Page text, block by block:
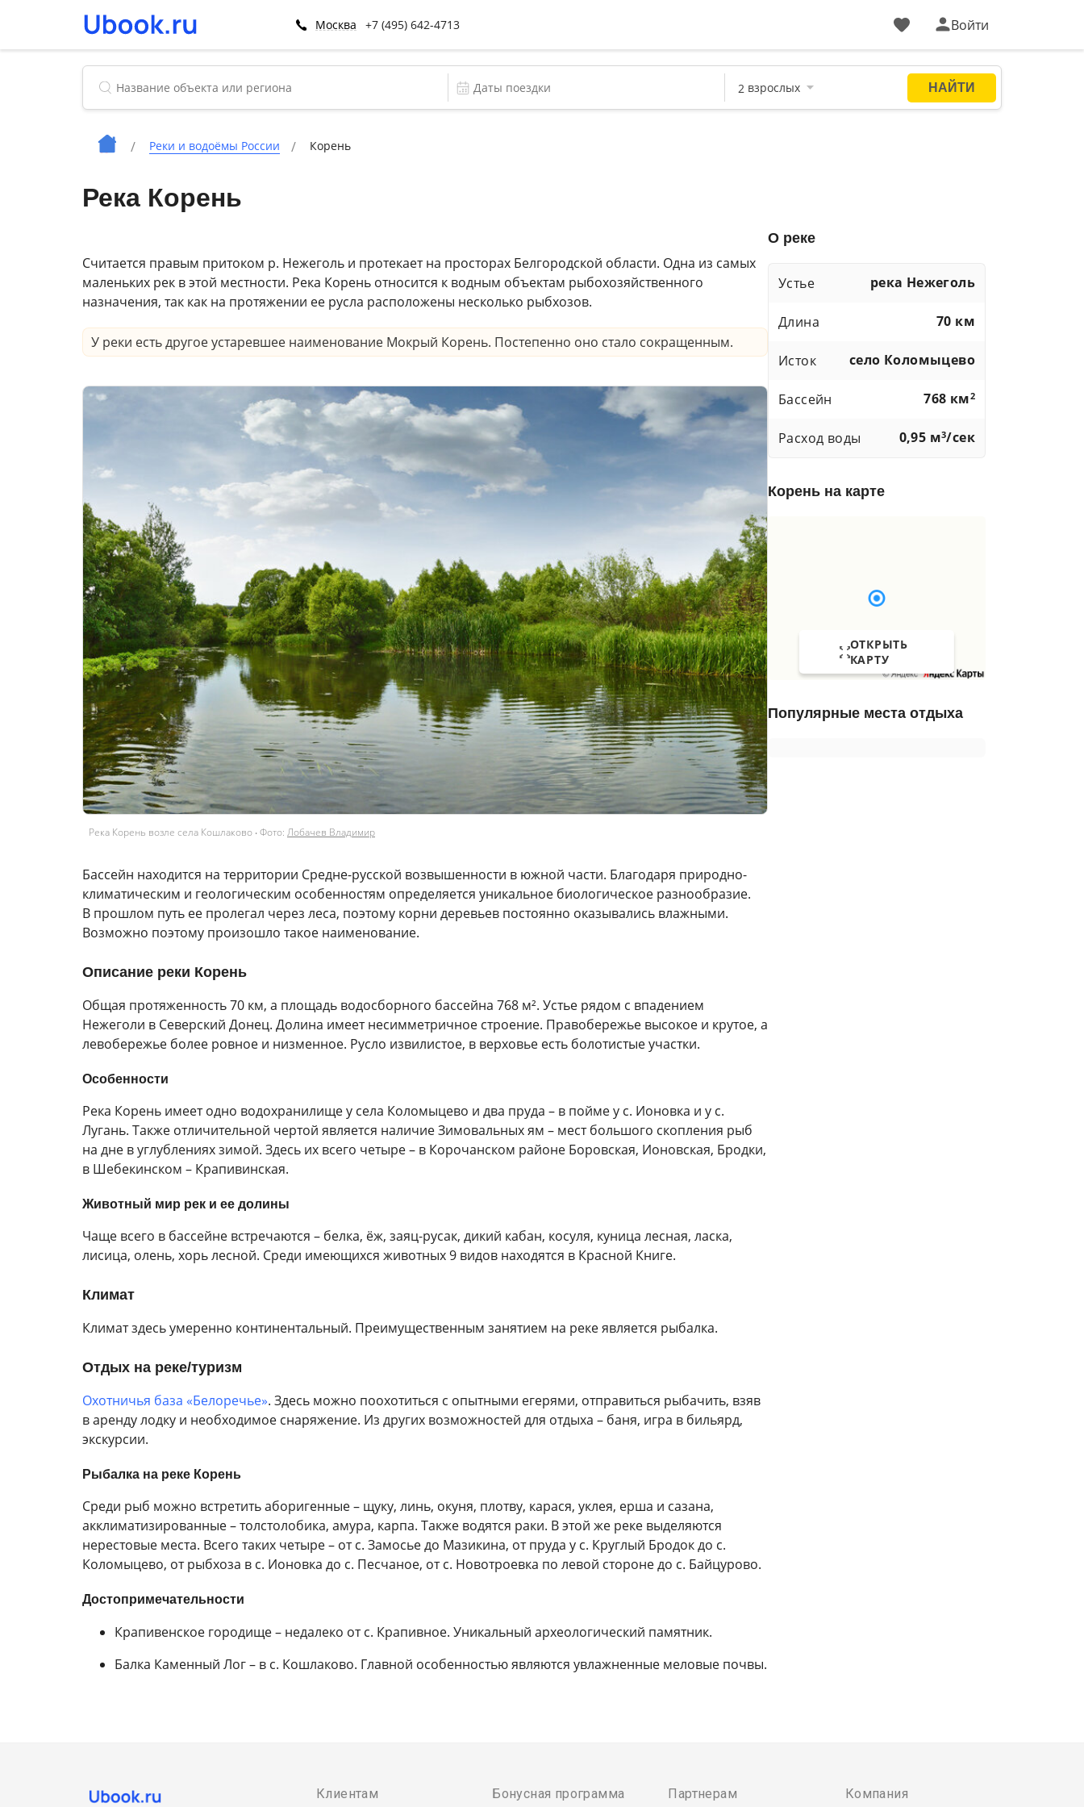
Москва +7 (495) 642-4713 Войти
Реки и водоёмы России Корень
Река Корень
Считается правым притоком р. Нежеголь и протекает на просторах Белгородской области. Одна из самых
маленьких рек в этой местности. Река Корень относится к водным объектам рыбохозяйственного
назначения, так как на протяжении ее русла расположены несколько рыбхозов.
У реки есть другое устаревшее наименование Мокрый Корень. Постепенно оно стало сокращенным.
Река Корень возле села Кошлаково ‧Фото: Лобачев Владимир
Бассейн находится на территории Средне-русской возвышенности в южной части. Благодаря природно-
климатическим и геологическим особенностям определяется уникальное биологическое разнообразие.
В прошлом путь ее пролегал через леса, поэтому корни деревьев постоянно оказывались влажными.
Возможно поэтому произошло такое наименование.
Описание реки Корень
Общая протяженность 70 км, а площадь водосборного бассейна 768 м². Устье рядом с впадением
Нежеголи в Северский Донец. Долина имеет несимметричное строение. Правобережье высокое и крутое, а
левобережье более ровное и низменное. Русло извилистое, в верховье есть болотистые участки.
Особенности
Река Корень имеет одно водохранилище у села Коломыцево и два пруда – в пойме у с. Ионовка и у с.
Лугань. Также отличительной чертой является наличие Зимовальных ям – мест большого скопления рыб
на дне в углублениях зимой. Здесь их всего четыре – в Корочанском районе Боровская, Ионовская, Бродки,
в Шебекинском – Крапивинская.
Животный мир рек и ее долины
Чаще всего в бассейне встречаются – белка, ёж, заяц-русак, дикий кабан, косуля, куница лесная, ласка,
лисица, олень, хорь лесной. Среди имеющихся животных 9 видов находятся в Красной Книге.
Климат
Климат здесь умеренно континентальный. Преимущественным занятием на реке является рыбалка.
Отдых на реке/туризм
Охотничья база «Белоречье». Здесь можно поохотиться с опытными егерями, отправиться рыбачить, взяв
в аренду лодку и необходимое снаряжение. Из других возможностей для отдыха – баня, игра в бильярд,
экскурсии.
Рыбалка на реке Корень
Среди рыб можно встретить аборигенные – щуку, линь, окуня, плотву, карася, уклея, ерша и сазана,
акклиматизированные – толстолобика, амура, карпа. Также водятся раки. В этой же реке выделяются
нерестовые места. Всего таких четыре – от с. Замосье до Мазикина, от пруда у с. Круглый Бродок до с.
Коломыцево, от рыбхоза в с. Ионовка до с. Песчаное, от с. Новотроевка по левой стороне до с. Байцурово.
Достопримечательности
Крапивенское городище – недалеко от с. Крапивное. Уникальный археологический памятник.
Балка Каменный Лог – в с. Кошлаково. Главной особенностью являются увлажненные меловые почвы.
О реке
Устье река Нежеголь
Длина 70 км
Исток село Коломыцево
Бассейн 768 км2
Расход воды 0,95 м3/сек
Корень на карте
ОТКРЫТЬ
КАРТУ
Популярные места отдыха
Клиентам Бонусная программа Партнерам Компания